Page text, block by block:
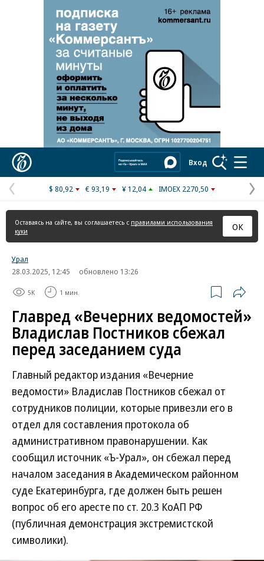
Реклама в «Ъ» www.kommersant.ru/ad
Вход
Предыдущая
страница
$ 80,92 € 93,19 ¥ 12,04 IMOEX 2270,50
Оставаясь на сайте, вы соглашаетесь с правилами использования
куки
ОК
Урал
28.03.2025, 12:45
обновлено 13:26
5K 1 мин.
Главред «Вечерних ведомостей»
Владислав Постников сбежал
перед заседанием суда
Главный редактор издания «Вечерние
ведомости» Владислав Постников сбежал от
сотрудников полиции, которые привезли его в
отдел для составления протокола об
административном правонарушении. Как
сообщил источник «Ъ-Урал», он сбежал перед
началом заседания в Академическом районном
суде Екатеринбурга, где должен быть решен
вопрос об его аресте по ст. 20.3 КоАП РФ
(публичная демонстрация экстремистской
символики).